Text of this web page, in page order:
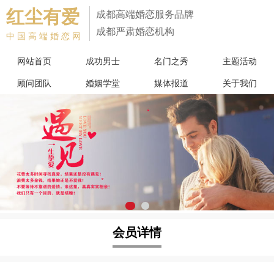
红尘有爱
中国高端婚恋网
成都高端婚恋服务品牌
成都严肃婚恋机构
网站首页 成功男士 名门之秀 主题活动
顾问团队 婚姻学堂 媒体报道 关于我们
会员详情